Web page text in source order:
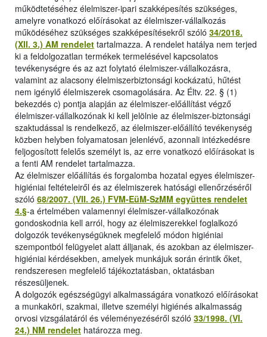
működtetéséhez élelmiszer-ipari szakképesítés szükséges,
amelyre vonatkozó előírásokat az élelmiszer-vállalkozás
működéséhez szükséges szakképesítésekről szóló 34/2018.
(XII. 3.) AM rendelet tartalmazza. A rendelet hatálya nem terjed
ki a feldolgozatlan termékek termelésével kapcsolatos
tevékenységre és az azt folytató élelmiszer-vállalkozásra,
valamint az alacsony élelmiszerbiztonsági kockázatú, hűtést
nem igénylő élelmiszerek csomagolására. Az Éltv. 22. § (1)
bekezdés c) pontja alapján az élelmiszer-előállítást végző
élelmiszer-vállalkozónak ki kell jelölnie az élelmiszer-biztonsági
szaktudással is rendelkező, az élelmiszer-előállító tevékenység
közben helyben folyamatosan jelenlévő, azonnali intézkedésre
feljogosított felelős személyt is, az erre vonatkozó előírásokat is
a fenti AM rendelet tartalmazza.
Az élelmiszer előállítás és forgalomba hozatal egyes élelmiszer-
higiéniai feltételeiről és az élelmiszerek hatósági ellenőrzéséről
szóló 68/2007. (VII. 26.) FVM-EüM-SzMM együttes rendelet
4.§-a értelmében valamennyi élelmiszer-vállalkozónak
gondoskodnia kell arról, hogy az élelmiszerekkel foglalkozó
dolgozók tevékenységüknek megfelelő módon higiéniai
szempontból felügyelet alatt álljanak, és azokban az élelmiszer-
higiéniai kérdésekben, amelyek munkájuk során érintik őket,
rendszeresen megfelelő tájékoztatásban, oktatásban
részesüljenek.
A dolgozók egészségügyi alkalmasságára vonatkozó előírásokat
a munkaköri, szakmai, illetve személyi higiénés alkalmasság
orvosi vizsgálatáról és véleményezéséről szóló 33/1998. (VI.
24.) NM rendelet határozza meg.